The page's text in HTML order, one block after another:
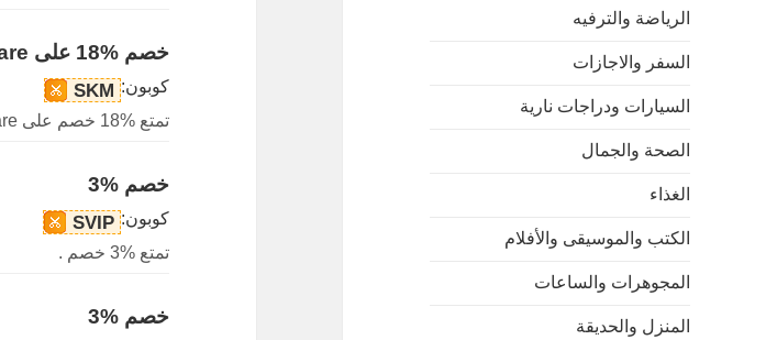
الرياضة والترفيه
السفر والاجازات
السيارات ودراجات نارية
الصحة والجمال
الغذاء
الكتب والموسيقى والأفلام
المجوهرات والساعات
المنزل والحديقة
خصم %18 على Software
كوبون: SKM
تمتع %18 خصم على Software.
خصم %3
كوبون: SVIP
تمتع %3 خصم .
خصم %3